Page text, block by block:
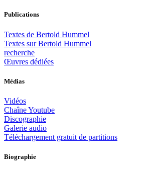
Publications
Textes de Bertold Hummel
Textes sur Bertold Hummel
recherche
Œuvres dédiées
Médias
Vidéos
Chaîne Youtube
Discographie
Galerie audio
Téléchargement gratuit de partitions
Biographie